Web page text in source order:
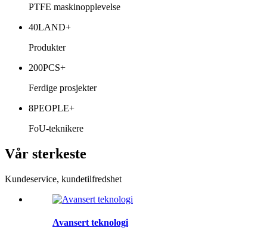
PTFE maskinopplevelse
40LAND+
Produkter
200PCS+
Ferdige prosjekter
8PEOPLE+
FoU-teknikere
Vår sterkeste
Kundeservice, kundetilfredshet
Avansert teknologi